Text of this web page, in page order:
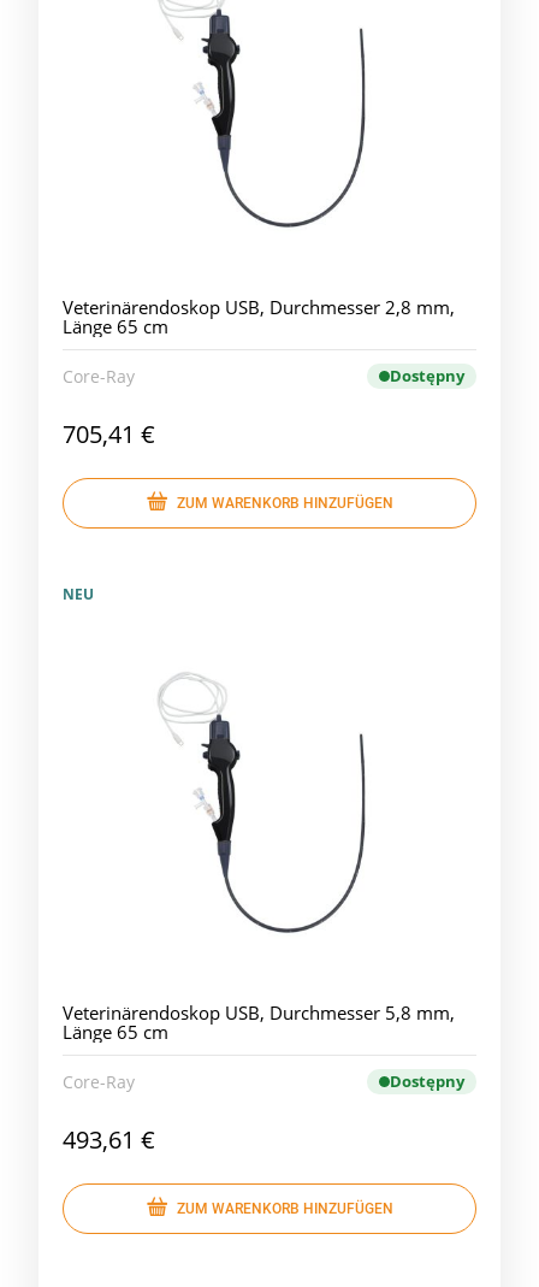
Veterinärendoskop USB, Durchmesser 2,8 mm,
Länge 65 cm
Core-Ray Dostępny
705,41 €
ZUM WARENKORB HINZUFÜGEN
Veterinärendoskop USB, Durchmesser 5,8 mm,
Länge 65 cm
Core-Ray Dostępny
493,61 €
ZUM WARENKORB HINZUFÜGEN
NEU